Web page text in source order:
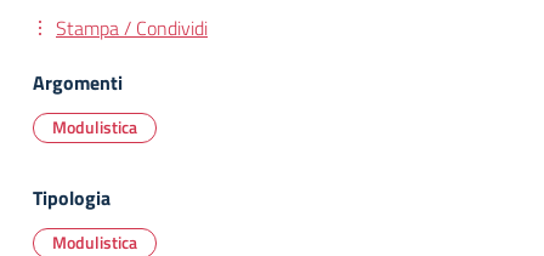
Stampa / Condividi
Argomenti
Modulistica
Tipologia
Modulistica